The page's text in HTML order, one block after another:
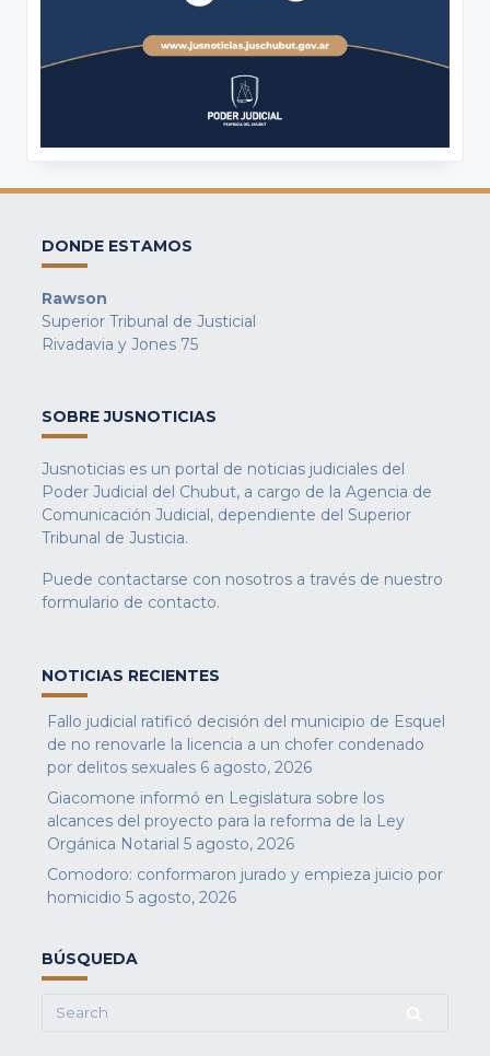
DONDE ESTAMOS
Rawson
Superior Tribunal de Justicial
Rivadavia y Jones 75
SOBRE JUSNOTICIAS
Jusnoticias es un portal de noticias judiciales del
Poder Judicial del Chubut, a cargo de la Agencia de
Comunicación Judicial, dependiente del Superior
Tribunal de Justicia.
Puede contactarse con nosotros a través de nuestro
formulario de contacto.
NOTICIAS RECIENTES
Fallo judicial ratificó decisión del municipio de Esquel
de no renovarle la licencia a un chofer condenado
por delitos sexuales 6 agosto, 2026
Giacomone informó en Legislatura sobre los
alcances del proyecto para la reforma de la Ley
Orgánica Notarial 5 agosto, 2026
Comodoro: conformaron jurado y empieza juicio por
homicidio 5 agosto, 2026
BÚSQUEDA
Search